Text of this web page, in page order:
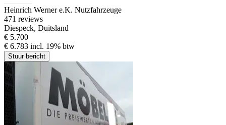
Heinrich Werner e.K. Nutzfahrzeuge
471 reviews
Diespeck, Duitsland
€ 5.700
€ 6.783 incl. 19% btw
Stuur bericht